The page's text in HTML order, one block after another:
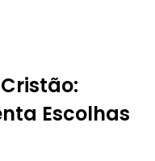
Escolhas